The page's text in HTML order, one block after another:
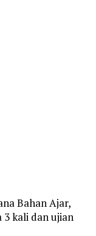
Bahan Ajar,
3 kali dan ujian